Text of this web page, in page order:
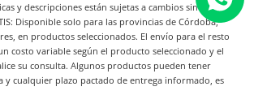
y descripciones están sujetas a cambios sin previo
Disponible solo para las provincias de Córdoba,
en productos seleccionados. El envío para el resto
costo variable según el producto seleccionado y el
su consulta. Algunos productos pueden tener
y cualquier plazo pactado de entrega informado, es